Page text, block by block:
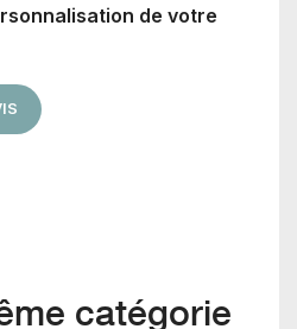
de votre
catégorie